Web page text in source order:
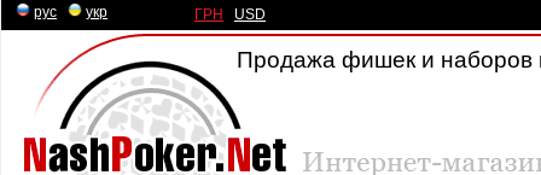
рус укр ГРН USD
Продажа фишек и наборов